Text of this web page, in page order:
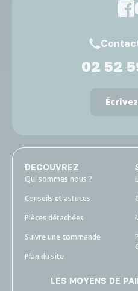
02 52
DECOUVREZ
Qui sommes nous ?
Conseils et astuces
Pièces détachées
Suivre une commande
Plan du site
LES MOYENS DE